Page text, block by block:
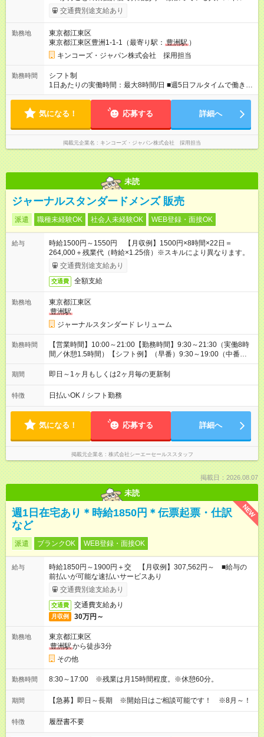
ある人にしっかり応えます！ ・経験に応じて早ければ入社2か月
後に時給が上がる可能性もあります。 【試用期間】試用期間あ
す。
交通費別途支給あり
勤務地
東京都江東区
東京都江東区豊洲1-1-1（最寄り駅： 豊洲駅 ）
キンコーズ・ジャパン株式会社 採用担当
勤務時間
シフト制
1日あたりの実働時間：最大8時間/日 ■週5日フルタイムで働きた
い方大歓迎！ ■9時00分～18時00分 シフト制 ■1日8時間、週4日
気になる！ 応募する 詳細へ
掲載元企業名 キンコーズ・ジャパン株式会社 採用担当
未読
ジャーナルスタンダードメンズ 販売
派遣 職種未経験OK 社会人未経験OK WEB登録・面接OK
給与
時給1500円～1550円 【月収例】1500円×8時間×22日＝
264,000＋残業代（時給×1.25倍）※スキルにより異なります。
交通費別途支給あり
交通費 全額支給
勤務地
東京都江東区
豊洲駅
ジャーナルスタンダード レリューム
勤務時間
【営業時間】10:00～21:00【勤務時間】9:30～21:30（実働8時
間／休憩1.5時間）【シフト例】（早番）9:30～19:00（中番）
11:00～20:30（遅番）11:30～21:30
期間 即日～1ヶ月もしくは2ヶ月毎の更新制
特徴 日払いOK / シフト勤務
気になる！ 応募する 詳細へ
掲載元企業名 株式会社シーエーセールススタッフ
掲載日：2026.08.07
未読
NEW
週1日在宅あり＊時給1850円＊伝票起票・仕訳
など
派遣 ブランクOK WEB登録・面接OK
給与
時給1850円～1900円＋交 【月収例】307,562円～ ■給与の
前払いが可能な速払いサービスあり
交通費別途支給あり
交通費 交通費支給あり
月収例 30万円～
勤務地
東京都江東区
豊洲駅から徒歩3分
その他
勤務時間 8:30～17:00 ※残業は月15時間程度。※休憩60分。
期間 【急募】即日～長期 ※開始日はご相談可能です！ ※8月～！
特徴 履歴書不要